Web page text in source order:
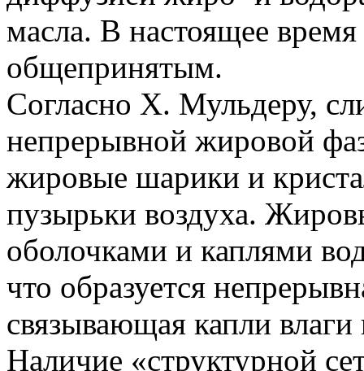
масла. В настоящее
общепринятым.
Согласно X. Мульдеру,
непрерывной жировой
жировые шарики и
пузырьки воздуха.
оболочками и каплями
что образуется
связывающая капли
Наличие «структурной